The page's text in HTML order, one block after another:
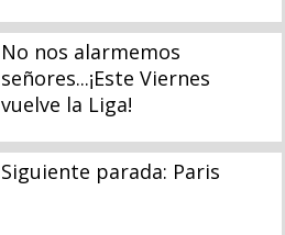
No nos alarmemos
señores...¡Este Viernes
vuelve la Liga!
Siguiente parada: Paris